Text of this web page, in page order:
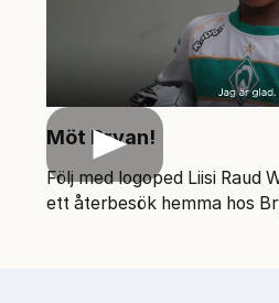
Möt Bryan!
Följ med logoped Liisi Raud
ett återbesök hemma hos